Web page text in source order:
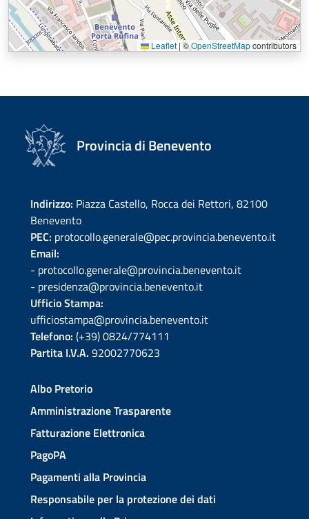
Leaflet |©OpenStreetMapcontributors
Provincia di Benevento
Indirizzo: Piazza Castello, Rocca dei Rettori, 82100
Benevento
PEC: protocollo.generale@pec.provincia.benevento.it
Email:
- protocollo.generale@provincia.benevento.it
- presidenza@provincia.benevento.it
Ufficio Stampa:
ufficiostampa@provincia.benevento.it
Telefono: (+39) 0824/774111
Partita I.V.A. 92002770623
Albo Pretorio
Amministrazione Trasparente
Fatturazione Elettronica
PagoPA
Pagamenti alla Provincia
Responsabile per la protezione dei dati